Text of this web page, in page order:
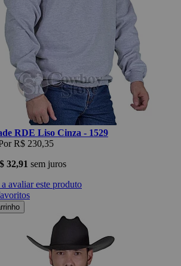
RDE Liso Cinza - 1529
R$ 230,35
32,91 sem juros
avaliar este produto